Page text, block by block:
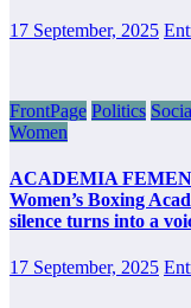
17 September, 2025
FrontPage Politics
Women
ACADEMIA
Women’s Boxing
silence turns into a
17 September, 2025